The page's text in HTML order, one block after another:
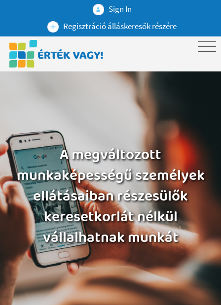
Sign In
Regisztráció álláskeresők részére
A megváltozott
munkaképességű személyek
ellátásaiban részesülők
keresetkorlát nélkül
vállalhatnak munkát